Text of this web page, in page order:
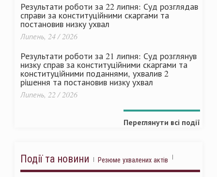
Результати роботи за 22 липня: Суд розглядав
справи за конституційними скаргами та
постановив низку ухвал
Липень, 24 / 2026
Результати роботи за 21 липня: Суд розглянув
низку справ за конституційними скаргами та
конституційними поданнями, ухвалив 2
рішення та постановив низку ухвал
Липень, 22 / 2026
Переглянути всі події
Події та новини Резюме ухвалених актів